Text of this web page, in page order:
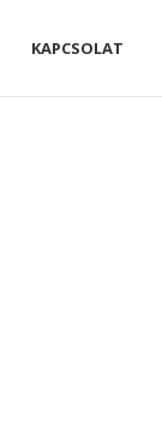
KAPCSOLAT